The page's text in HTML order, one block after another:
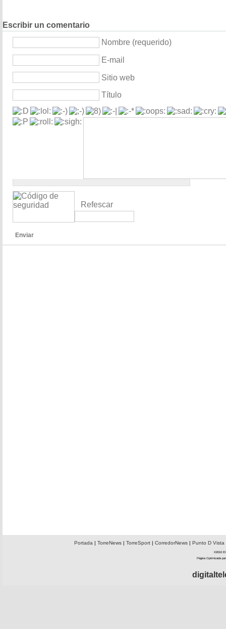
Escribir un comentario
Nombre (requerido)
E-mail
Sitio web
Título
Refescar
Enviar
Portada | TorreNews| TorreSport| CorredorNews| Punto D Vista
©2010 El
Página Optimizada